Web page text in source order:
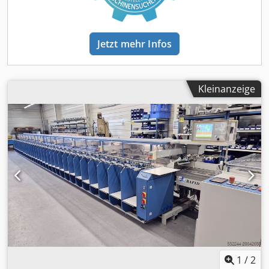
kontinuierlichen Papiertransport - Zahnriementisch radial
verstellbar für passgenaue Bogenablage - Zahnriemen
Radialverstellung über elektrische Kupplungen -
Klappbare Transportmitnehmer - Einstellbare Kippsauger
zur optimalen Papieraufnahme - Druck-Vakuum-Erzeuger
Maschinensteuerung über Industrie-PC - Hochwertiges 15"
Colordisplay für sichere und klare Bedienerführung -
Selbsteinmessende Fehl- und Doppelbogen-Kontrolle pro
Station - Fehl- und Doppelbogen-Kontrolle mit IR Sensor -
Tandemfunktion für Doppelnutzen 2 : 1 (TANDEM-Modus) -
Dynamische Stationsanwahl zur optimierten Job-
Vorbeladung - Einschuss-Wechsel-Funktion an beliebigen
Stationen - Karton-Wechsel-Funktion an beliebigen
Stationen - Geschwindigkeitsanzeige mit stufenloser
Einstellung - Vorwahlzähler mit Zwischenstopp für
Satzzahl und Stoppzeit - Auslagesteuerung für
Verschränktauslage mit einstellbarem Satzintervall -
Transporttisch-Ausleuchtung mit LED-Leuchtmittel -
Staukontrolle über dem Transporttisch - Auswurfstation
Jetzt mehr Infos
Kleinanzeige
1 /2